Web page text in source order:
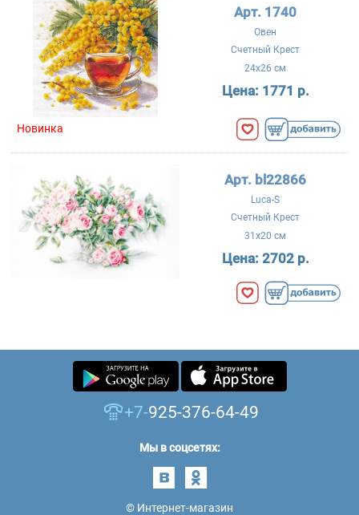
Арт. 1740
Овен
Счетный Крест
24x26 см
Цена: 1771 р.
Новинка
Арт. bl22866
Luca-S
Счетный Крест
31x20 см
Цена: 2702 р.
+7-925-376-64-49
Мы в соцсетях:
© Интернет-магазин